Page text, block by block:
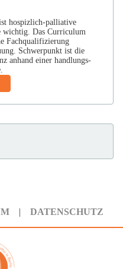
hospizlich-palliative
wichtig. Das Curriculum
Fachqualifizierung
Schwerpunkt ist die
anhand einer handlungs-
DATENSCHUTZ